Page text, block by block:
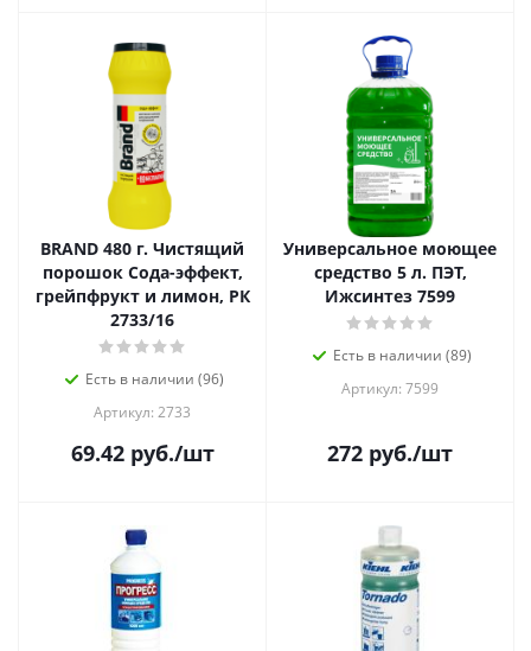
BRAND 480 г. Чистящий
порошок Сода-эффект,
грейпфрукт и лимон, РК
2733/16
Есть в наличии (96)
Артикул: 2733
69.42руб./шт
Универсальное моющее
средство 5 л. ПЭТ,
Ижсинтез 7599
Есть в наличии (89)
Артикул: 7599
272 руб./шт